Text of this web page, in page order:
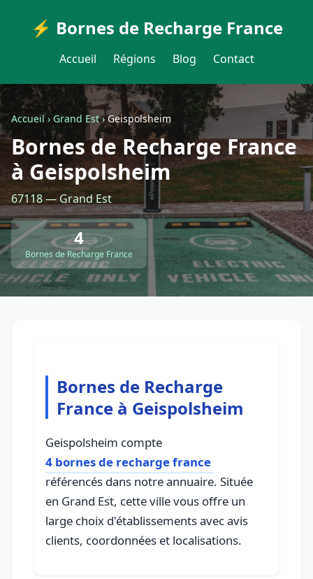
⚡ Bornes de Recharge France
Accueil Régions Blog Contact
Accueil›Grand Est›Geispolsheim
Bornes de Recharge France
à Geispolsheim
67118 — Grand Est
4
Bornes de Recharge France
Bornes de Recharge
France à Geispolsheim
Geispolsheim compte
4 bornes de recharge france
référencés dans notre annuaire. Située
en Grand Est, cette ville vous offre un
large choix d'établissements avec avis
clients, coordonnées et localisations.